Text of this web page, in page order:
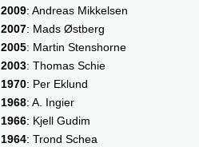
2009: Andreas Mikkelsen
2007: Mads Østberg
2005: Martin Stenshorne
2003: Thomas Schie
1970: Per Eklund
1968: A. Ingier
1966: Kjell Gudim
1964: Trond Schea